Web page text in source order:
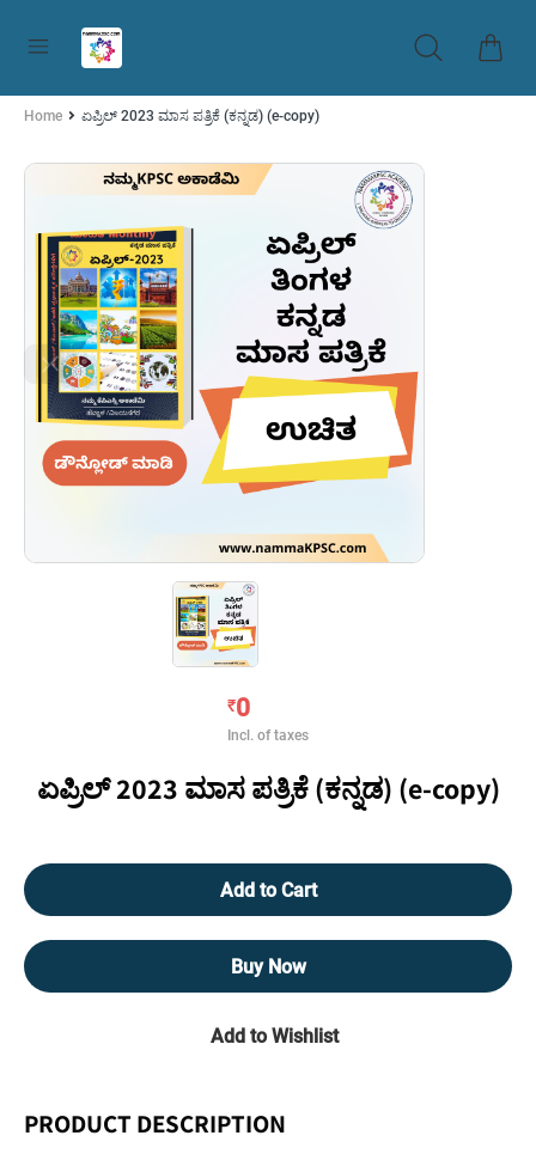
Home ಏಪ್ರಿಲ್ 2023 ಮಾಸ ಪತ್ರಿಕೆ (ಕನ್ನಡ) (e-copy)
₹0
Incl. of taxes
ಏಪ್ರಿಲ್ 2023 ಮಾಸ ಪತ್ರಿಕೆ (ಕನ್ನಡ) (e-copy)
Add to Cart
Buy Now
Add to Wishlist
PRODUCT DESCRIPTION